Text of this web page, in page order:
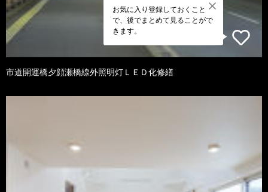
お気に入り登録しておくこと
で、後でまとめて見ることがで
きます。
市道開運橋夕顔瀬橋線外照明灯ＬＥＤ化修繕